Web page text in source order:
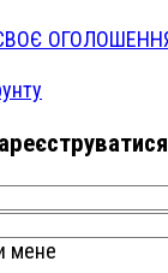
мене